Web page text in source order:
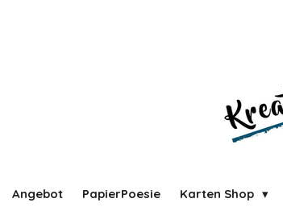
Angebot PapierPoesie Karten Shop